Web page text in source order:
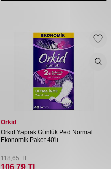
Orkid
Orkid Yaprak Günlük Ped Normal
Ekonomik Paket 40'lı
118,65 TL